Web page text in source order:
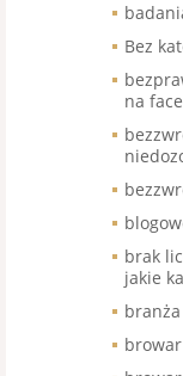
Bez
na
brak
jakie